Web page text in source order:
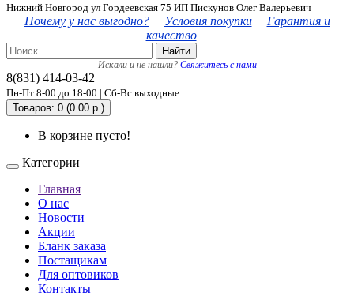
Нижний Новгород ул Гордеевская 75 ИП Пискунов Олег Валерьевич
Почему у нас выгодно? Условия покупки
Гарантия и
качество
Найти
Искали и не нашли? Свяжитесь с нами
8(831) 414-03-42
Пн-Пт 8-00 до 18-00 | Сб-Вс выходные
Товаров: 0 (0.00 р.)
В корзине пусто!
Категории
Главная
О нас
Новости
Акции
Бланк заказа
Постащикам
Для оптовиков
Контакты